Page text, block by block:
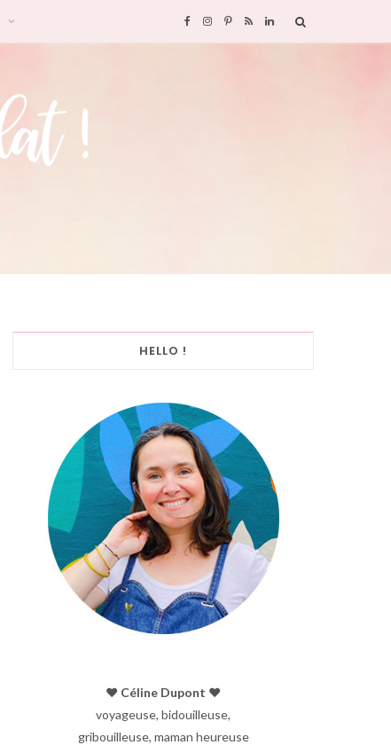
F
o
I
r
P
e
R L
I
HELLO !
♥︎ Céline Dupont ♥︎
voyageuse, bidouilleuse,
gribouilleuse, maman heureuse